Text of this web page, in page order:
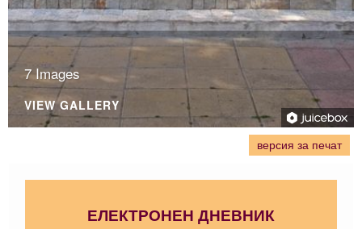
7 Images
VIEW GALLERY
версия за печат
ЕЛЕКТРОНЕН ДНЕВНИК